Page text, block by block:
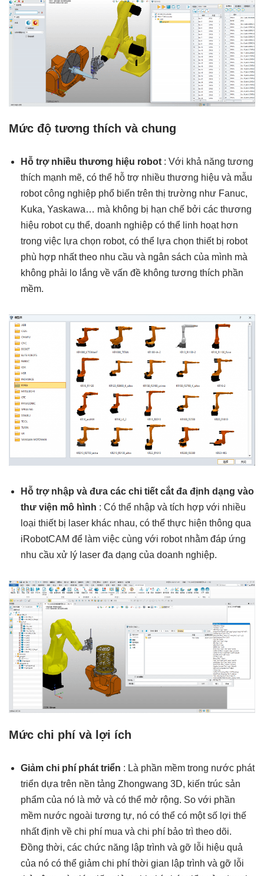
Mức độ tương thích và chung
Hỗ trợ nhiều thương hiệu robot : Với khả năng tương
thích mạnh mẽ, có thể hỗ trợ nhiều thương hiệu và mẫu
robot công nghiệp phổ biến trên thị trường như Fanuc,
Kuka, Yaskawa… mà không bị hạn chế bởi các thương
hiệu robot cụ thể, doanh nghiệp có thể linh hoạt hơn
trong việc lựa chọn robot, có thể lựa chọn thiết bị robot
phù hợp nhất theo nhu cầu và ngân sách của mình mà
không phải lo lắng về vấn đề không tương thích phần
mềm.
Hỗ trợ nhập và đưa các chi tiết cắt đa định dạng vào
thư viện mô hình : Có thể nhập và tích hợp với nhiều
loại thiết bị laser khác nhau, có thể thực hiện thông qua
iRobotCAM để làm việc cùng với robot nhằm đáp ứng
nhu cầu xử lý laser đa dạng của doanh nghiệp.
Mức chi phí và lợi ích
Giảm chi phí phát triển : Là phần mềm trong nước phát
triển dựa trên nền tảng Zhongwang 3D, kiến ​​trúc sản
phẩm của nó là mở và có thể mở rộng. So với phần
mềm nước ngoài tương tự, nó có thể có một số lợi thế
nhất định về chi phí mua và chi phí bảo trì theo dõi.
Đồng thời, các chức năng lập trình và gỡ lỗi hiệu quả
của nó có thể giảm chi phí thời gian lập trình và gỡ lỗi